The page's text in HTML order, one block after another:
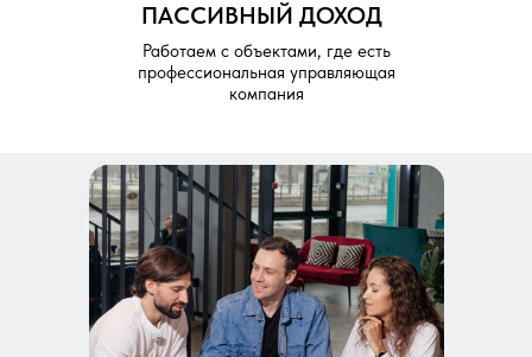
ПАССИВНЫЙ ДОХОД
Работаем с объектами, где есть
профессиональная управляющая
компания